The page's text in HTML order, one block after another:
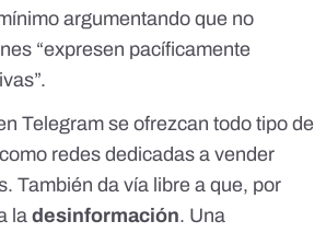
argumentando que no
“expresen pacíficamente
Telegram se ofrezcan todo tipo de
redes dedicadas a vender
. También da vía libre a que, por
la desinformación. Una